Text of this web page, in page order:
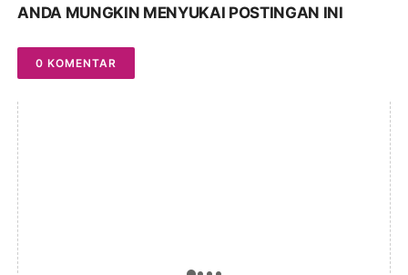
ANDA MUNGKIN MENYUKAI POSTINGAN INI
0 KOMENTAR